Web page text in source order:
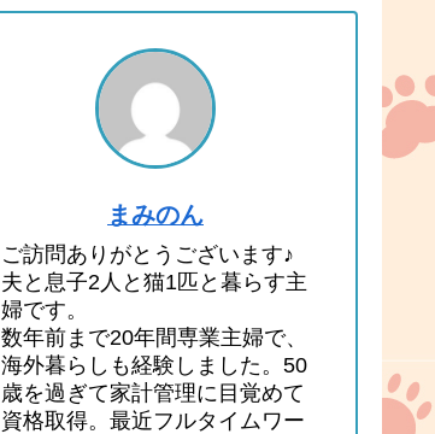
まみのん
ご訪問ありがとうございます♪
夫と息子2人と猫1匹と暮らす主
婦です。
数年前まで20年間専業主婦で、
海外暮らしも経験しました。50
歳を過ぎて家計管理に目覚めて
資格取得。最近フルタイムワー